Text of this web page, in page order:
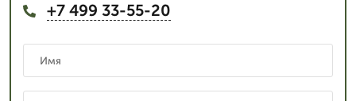
+7 499 33-55-20